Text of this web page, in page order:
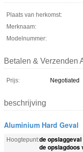
Plaats van herkomst:
Merknaam:
Modelnummer:
Betalen & Verzenden
Prijs: Negotiated
beschrijving
Aluminium Hard Geval
Hoogtepunt:de
de opslagdoos